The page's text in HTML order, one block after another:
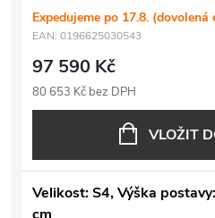
Expedujeme po 17.8. (dovolená
EAN: 0196625030543
97 590 Kč
80 653 Kč bez DPH
VLOŽIT
Velikost: S4, Výška